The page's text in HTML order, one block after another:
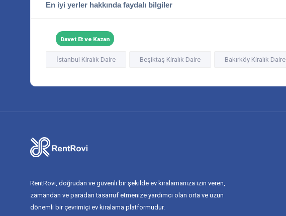
En iyi yerler hakkında faydalı bilgiler
Davet Et ve Kazan
İstanbul Kiralık Daire Beşiktaş Kiralık Daire Bakırköy Kiralık Daire
RentRovi, doğrudan ve güvenli bir şekilde ev kiralamanıza izin veren,
zamandan ve paradan tasarruf etmenize yardımcı olan orta ve uzun
dönemli bir çevrimiçi ev kiralama platformudur.